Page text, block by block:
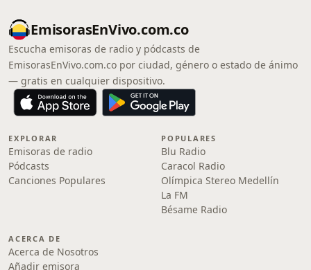
EmisorasEnVivo.com.co
Escucha emisoras de radio y pódcasts de
EmisorasEnVivo.com.co por ciudad, género o estado de ánimo
— gratis en cualquier dispositivo.
EXPLORAR
Emisoras de radio
Pódcasts
Canciones Populares
POPULARES
Blu Radio
Caracol Radio
Olímpica Stereo Medellín
La FM
Bésame Radio
ACERCA DE
Acerca de Nosotros
Añadir emisora